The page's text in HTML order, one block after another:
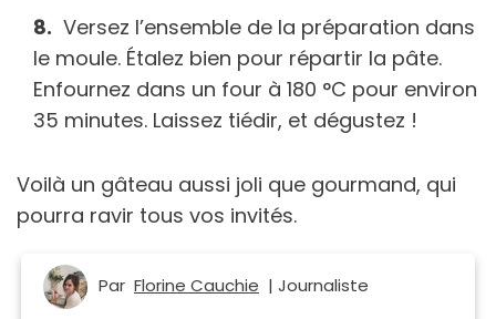
Versez l’ensemble de la préparation dans
le moule. Étalez bien pour répartir la pâte.
Enfournez dans un four à 180 °C pour environ
35 minutes. Laissez tiédir, et dégustez !
Voilà un gâteau aussi joli que gourmand, qui
pourra ravir tous vos invités.
Par Florine Cauchie | Journaliste